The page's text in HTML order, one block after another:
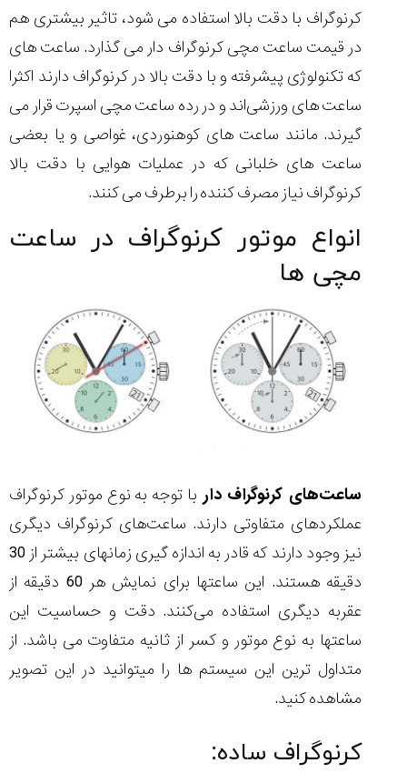
کرنوگراف با دقت بالا استفاده می شود، تاثیر بیشتری هم
در قیمت ساعت مچی کرنوگراف دار می گذارد. ساعت های
که تکنولوژی پیشرفته و با دقت بالا در کرنوگراف دارند اکثرا
ساعت های ورزشی‌اند و در رده ساعت مچی اسپرت قرار می
گیرند. مانند ساعت های کوهنوردی، غواصی و یا بعضی
ساعت های خلبانی که در عملیات هوایی با دقت بالا
کرنوگراف نیاز مصرف کننده را برطرف می کنند.
انواع موتور کرنوگراف در ساعت
مچی ها
ساعت‌های کرنوگراف دار با توجه به نوع موتور کرنوگراف
عملکردهای متفاوتی دارند. ساعت‌های کرنوگراف دیگری
نیز وجود دارند که قادر به اندازه گیری زمانهای بیشتر از 30
دقیقه هستند. این ساعتها برای نمایش هر 60 دقیقه از
عقربه دیگری استفاده می‌کنند. دقت و حساسیت این
ساعتها به نوع موتور و کسر از ثانیه متفاوت می باشد. از
متداول ترین این سیستم ها را میتوانید در این تصویر
مشاهده کنید.
کرنوگراف ساده: